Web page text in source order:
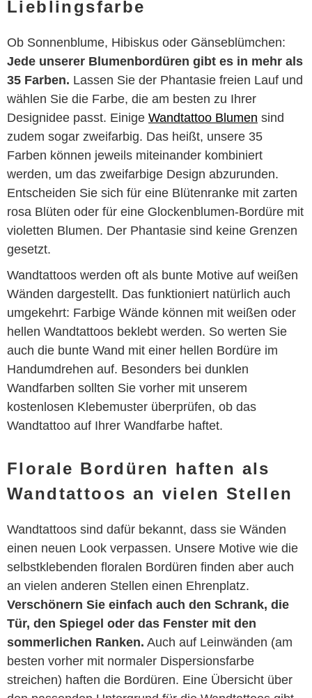
Lieblingsfarbe
Ob Sonnenblume, Hibiskus oder Gänseblümchen:
Jede unserer Blumenbordüren gibt es in mehr als
35 Farben. Lassen Sie der Phantasie freien Lauf und
wählen Sie die Farbe, die am besten zu Ihrer
Designidee passt. Einige Wandtattoo Blumen sind
zudem sogar zweifarbig. Das heißt, unsere 35
Farben können jeweils miteinander kombiniert
werden, um das zweifarbige Design abzurunden.
Entscheiden Sie sich für eine Blütenranke mit zarten
rosa Blüten oder für eine Glockenblumen-Bordüre mit
violetten Blumen. Der Phantasie sind keine Grenzen
gesetzt.
Wandtattoos werden oft als bunte Motive auf weißen
Wänden dargestellt. Das funktioniert natürlich auch
umgekehrt: Farbige Wände können mit weißen oder
hellen Wandtattoos beklebt werden. So werten Sie
auch die bunte Wand mit einer hellen Bordüre im
Handumdrehen auf. Besonders bei dunklen
Wandfarben sollten Sie vorher mit unserem
kostenlosen Klebemuster überprüfen, ob das
Wandtattoo auf Ihrer Wandfarbe haftet.
Florale Bordüren haften als
Wandtattoos an vielen Stellen
Wandtattoos sind dafür bekannt, dass sie Wänden
einen neuen Look verpassen. Unsere Motive wie die
selbstklebenden floralen Bordüren finden aber auch
an vielen anderen Stellen einen Ehrenplatz.
Verschönern Sie einfach auch den Schrank, die
Tür, den Spiegel oder das Fenster mit den
sommerlichen Ranken. Auch auf Leinwänden (am
besten vorher mit normaler Dispersionsfarbe
streichen) haften die Bordüren. Eine Übersicht über